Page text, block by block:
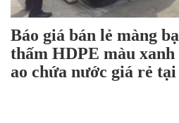
Báo giá bán lẻ màng
thấm HDPE màu xanh
ao chứa nước giá rẻ